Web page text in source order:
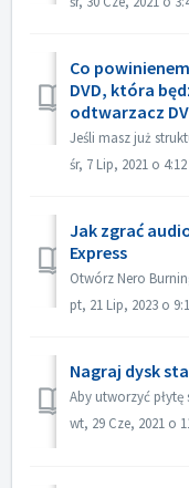
Co
DVD, która
odtwarzacz
śr, 7 Lip, 2021 o
Jak zgrać
Express
pt, 21 Lip, 2023 o
Nagraj dysk
wt, 29 Cze, 2021 o